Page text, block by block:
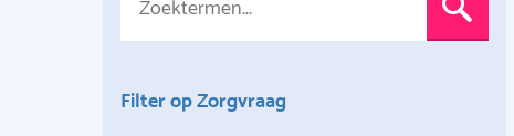
Filter op Zorgvraag